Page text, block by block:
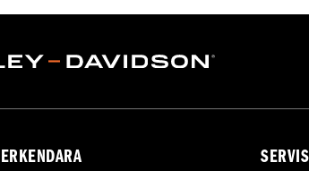
Available
trim, adhesives strips and installation